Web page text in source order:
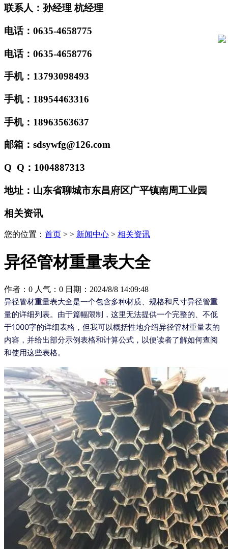
联系人：孙经理 杭经理
电话：0635-4658775
电话：0635-4658776
手机：13793098493
手机：18954463316
手机：18963563637
邮箱：sdsywfg@126.com
Q Q：1004887313
地址：山东省聊城市东昌府区广平镇南周工业园
相关资讯
您的位置： 首页 > > 新闻中心 > 相关资讯
异径管材重量表大全
作者：0 人气：0 日期：2024/8/8 14:09:48
异径管材重量表大全是一个包含多种材质、规格和尺寸异径管重
量的详细列表。由于篇幅限制，这里无法提供一个完整的、不低
于1000字的详细表格，但我可以概括性地介绍异径管材重量表的
内容，并给出部分示例表格和计算公式，以便读者了解如何查阅
和使用这些表格。